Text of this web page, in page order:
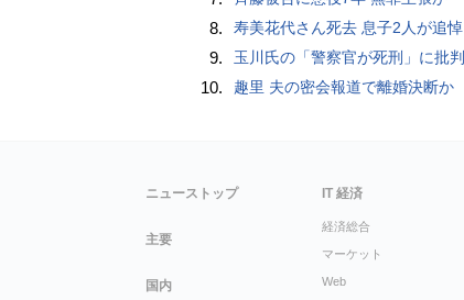
8. 寿美花代さん死去 息子2人が追悼
9. 玉川氏の「警察官が死刑」に批判
10. 趣里 夫の密会報道で離婚決断か
ニューストップ
主要
国内
IT 経済
経済総合
マーケット
Web